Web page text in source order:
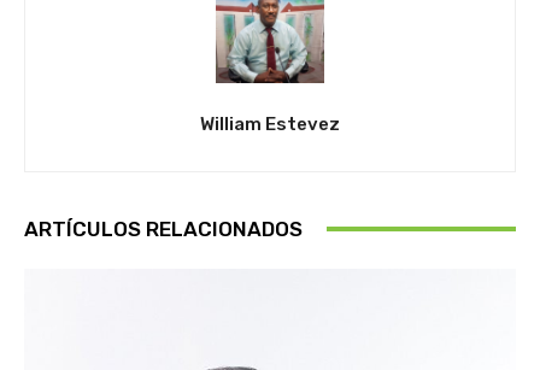
William Estevez
ARTÍCULOS RELACIONADOS